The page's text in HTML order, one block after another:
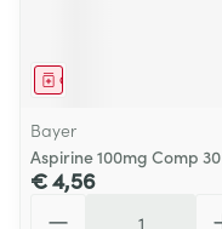
Geneesmiddel
Bayer
Aspirine 100mg Comp 30
€ 4,56